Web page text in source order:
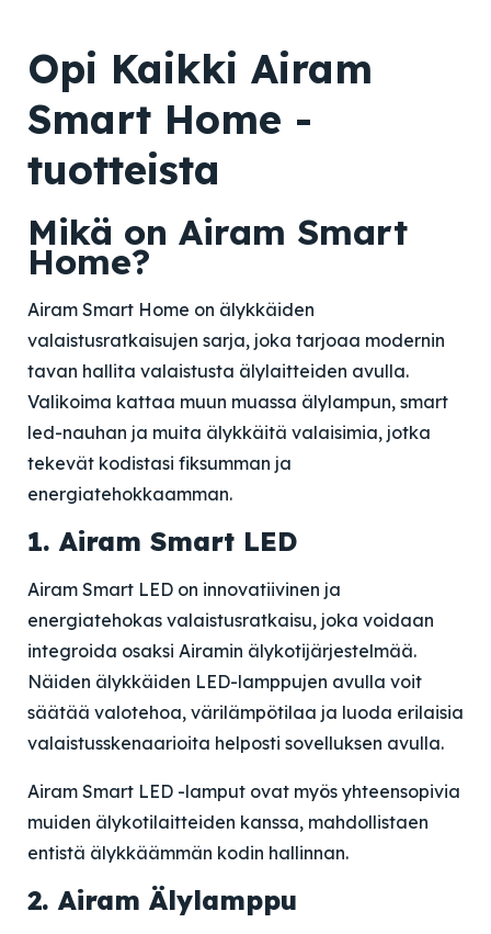
Opi Kaikki Airam
Smart Home -
tuotteista
Mikä on Airam Smart
Home?
Airam Smart Home on älykkäiden
valaistusratkaisujen sarja, joka tarjoaa modernin
tavan hallita valaistusta älylaitteiden avulla.
Valikoima kattaa muun muassa älylampun, smart
led-nauhan ja muita älykkäitä valaisimia, jotka
tekevät kodistasi fiksumman ja
energiatehokkaamman.
1. Airam Smart LED
Airam Smart LED on innovatiivinen ja
energiatehokas valaistusratkaisu, joka voidaan
integroida osaksi Airamin älykotijärjestelmää.
Näiden älykkäiden LED-lamppujen avulla voit
säätää valotehoa, värilämpötilaa ja luoda erilaisia
valaistusskenaarioita helposti sovelluksen avulla.
Airam Smart LED -lamput ovat myös yhteensopivia
muiden älykotilaitteiden kanssa, mahdollistaen
entistä älykkäämmän kodin hallinnan.
2. Airam Älylamppu